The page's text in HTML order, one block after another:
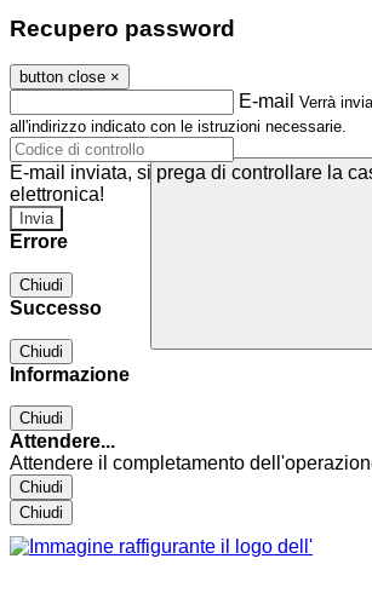
Recupero password
button close ×
E-mail Verrà
all'indirizzo indicato con le istruzioni necessarie.
E-mail inviata, si prega di controllare la
elettronica!
Errore
Chiudi
Successo
Chiudi
Informazione
Chiudi
Attendere...
Attendere il completamento
Chiudi
Chiudi